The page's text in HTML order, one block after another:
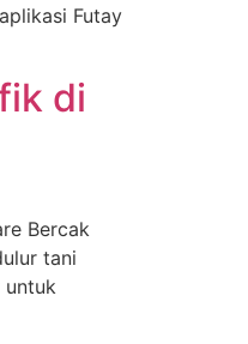
Futay
di
Bercak
tani
untuk